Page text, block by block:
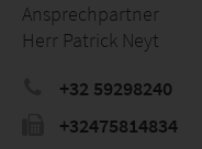
Ansprechpartner
Herr Patrick Neyt
+32 59298240
+32475814834